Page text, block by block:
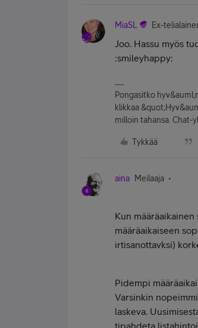
MiaSL Ex-
Joo. Hassu myös
:smileyhappy:
Pongasitko
klikkaa
milloin tahansa. Chat-
Tykkää
aina Meilaaja
Kun
määräaikaiseen
irtisanottavksi)
Pidempi
Varsinkin
laskeva.
tipahdeta